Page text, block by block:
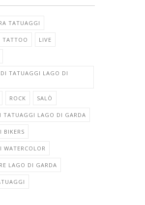
TATUAGGI
TATTOO LIVE
TATUAGGI LAGO DI
ROCK SALÒ
TATUAGGI LAGO DI GARDA
BIKERS
WATERCOLOR
LAGO DI GARDA